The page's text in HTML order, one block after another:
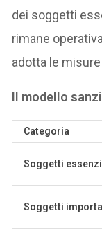
dei soggetti
rimane
adotta le
Il modello
Categoria
Soggetti
Soggetti